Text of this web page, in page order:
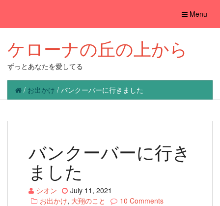
Toggle
Menu
ケローナの丘の上から
ずっとあなたを愛してる
/ お出かけ / バンクーバーに行きました
バンクーバーに行き
ました
シオン
July 11, 2021
お出かけ, 大翔のこと
10 Comments